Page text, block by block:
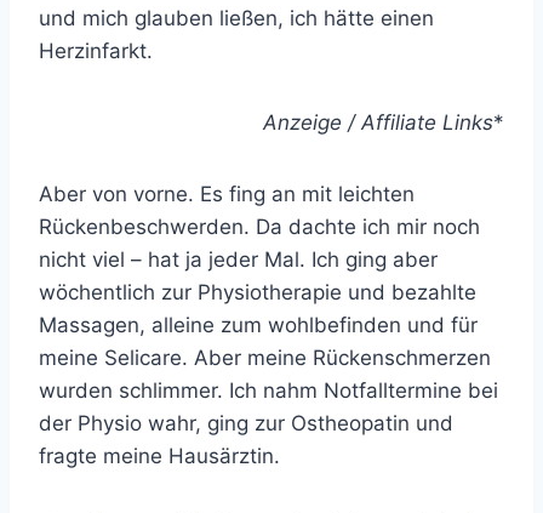
und mich glauben ließen, ich hätte einen
Herzinfarkt.
Anzeige / Affiliate Links*
Aber von vorne. Es fing an mit leichten
Rückenbeschwerden. Da dachte ich mir noch
nicht viel – hat ja jeder Mal. Ich ging aber
wöchentlich zur Physiotherapie und bezahlte
Massagen, alleine zum wohlbefinden und für
meine Selicare. Aber meine Rückenschmerzen
wurden schlimmer. Ich nahm Notfalltermine bei
der Physio wahr, ging zur Ostheopatin und
fragte meine Hausärztin.